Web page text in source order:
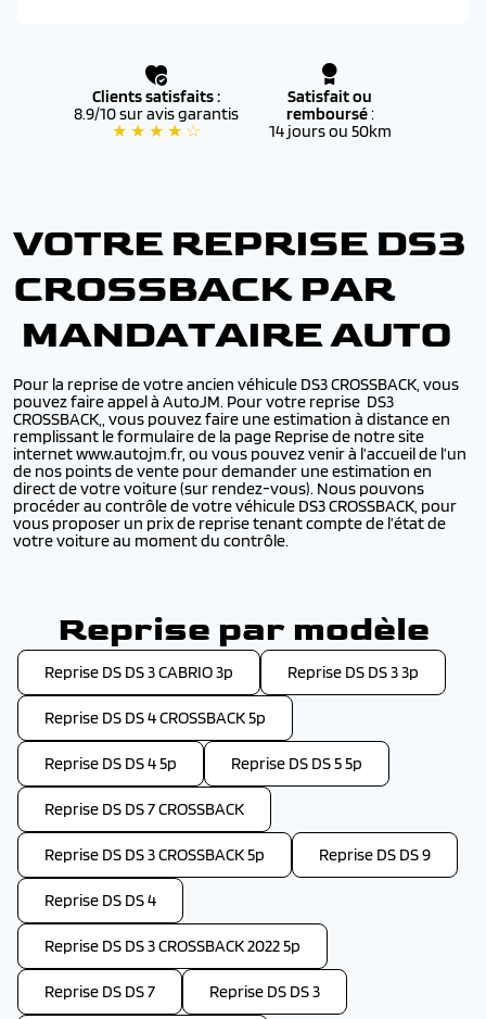
Clients satisfaits :
8.9/10 sur avis garantis
★ ★ ★ ★ ☆
Satisfait ou
remboursé:
14 jours ou 50km
VOTRE REPRISE DS3
CROSSBACK PAR
MANDATAIRE AUTO
Pour la reprise de votre ancien véhicule DS3 CROSSBACK, vous
pouvez faire appel à AutoJM. Pour votre reprise DS3
CROSSBACK,, vous pouvez faire une estimation à distance en
remplissant le formulaire de la page Reprise de notre site
internet www.autojm.fr, ou vous pouvez venir à l’accueil de l’un
de nos points de vente pour demander une estimation en
direct de votre voiture (sur rendez-vous). Nous pouvons
procéder au contrôle de votre véhicule DS3 CROSSBACK, pour
vous proposer un prix de reprise tenant compte de l’état de
votre voiture au moment du contrôle.
Reprise par modèle
Reprise DS DS 3 CABRIO 3p Reprise DS DS 3 3p
Reprise DS DS 4 CROSSBACK 5p
Reprise DS DS 4 5p Reprise DS DS 5 5p
Reprise DS DS 7 CROSSBACK
Reprise DS DS 3 CROSSBACK 5p Reprise DS DS 9
Reprise DS DS 4
Reprise DS DS 3 CROSSBACK 2022 5p
Reprise DS DS 7 Reprise DS DS 3